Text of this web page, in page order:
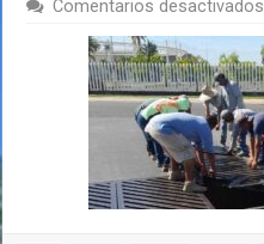
Comentarios desactivados